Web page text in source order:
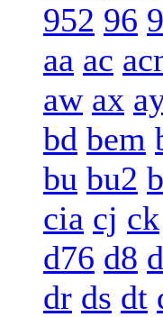
952 96
aa ac
aw ax
bd bem
bu bu2
cia cj ck
d76 d8
dr ds dt